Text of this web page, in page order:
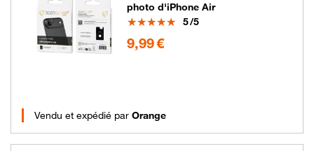
photo d'iPhone Air
Note
5/5
9,99 €
Vendu et expédié par Orange